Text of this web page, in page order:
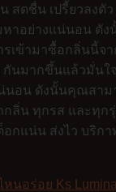
สดชื่น เปรี้ยวลงตั
าอย่างแน่นอน ดัง
รเข้ามาซื้อกลิ่นนี้จา
กันมากขึ้นแล้วมั่นใ
นอน ดังนั้นคุณสาม
กลิ่น ทุกรส และทุก
อกแน่น ส่งไว บริกา
นอร่อย Ks